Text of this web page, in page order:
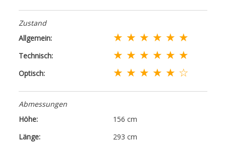
Zustand
Allgemein:
★ ★ ★ ★ ★ ★
Technisch: ★ ★ ★ ★ ★ ★
Optisch: ★ ★ ★ ★ ★ ☆
Abmessungen
Höhe:
156 cm
Länge:
293 cm